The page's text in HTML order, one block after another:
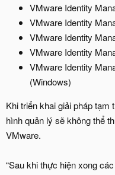
VMware Identity
VMware Identity
VMware Identity
VMware Identity
VMware Identity
(Windows)
Khi triển khai giải pháp
hình quản lý sẽ không thể
VMware.
“Sau khi thực hiện xong